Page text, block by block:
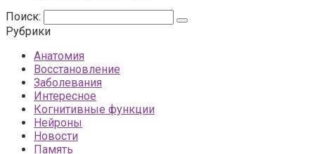
Поиск:
Рубрики
Анатомия
Восстановление
Заболевания
Интересное
Когнитивные функции
Нейроны
Новости
Память